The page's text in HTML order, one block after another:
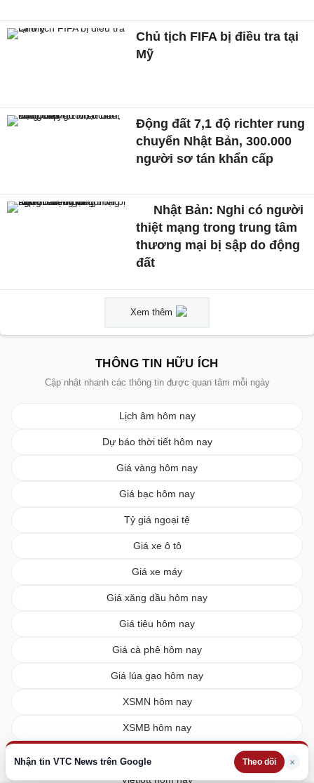
Nhận tin VTC News trên Google Theo dõi ×
Chủ tịch FIFA bị điều tra tại
Mỹ
Động đất 7,1 độ richter rung
chuyển Nhật Bản, 300.000
người sơ tán khẩn cấp
Nhật Bản: Nghi có người
thiệt mạng trong trung tâm
thương mại bị sập do động
đất
Xem thêm
THÔNG TIN HỮU ÍCH
Cập nhật nhanh các thông tin được quan tâm mỗi ngày
Lịch âm hôm nay
Dự báo thời tiết hôm nay
Giá vàng hôm nay
Giá bạc hôm nay
Tỷ giá ngoại tệ
Giá xe ô tô
Giá xe máy
Giá xăng dầu hôm nay
Giá tiêu hôm nay
Giá cà phê hôm nay
Giá lúa gạo hôm nay
XSMN hôm nay
XSMB hôm nay
Vietlott hôm nay